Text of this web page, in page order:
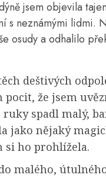
jsem objevila
s neznámými lidmi.
osudy a odhalilo
deštivých
pocit, že jsem
spadl malý,
jako nějaký
si ho prohlížela.
malého,